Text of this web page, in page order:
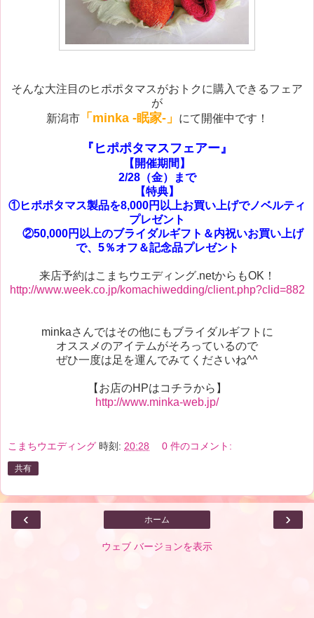
そんな大注目のヒポポタマスがおトクに購入できるフェア
が
新潟市「minka -眠家-」 にて開催中です！
『ヒポポタマスフェアー』
【開催期間】
2/28（金）まで
【特典】
①ヒポポタマス製品を8,000円以上お買い上げでノベルティ
プレゼント
②50,000円以上のブライダルギフト＆内祝いお買い上げ
で、5％オフ＆記念品プレゼント
来店予約はこまちウエディング.netからもOK！
http://www.week.co.jp/komachiwedding/client.php?clid=882
minkaさんではその他にもブライダルギフトに
オススメのアイテムがそろっているので
ぜひ一度は足を運んでみてくださいね^^
【お店のHPはコチラから】
http://www.minka-web.jp/
こまちウエディング 時刻: 20:28 0 件のコメント:
共有
‹ ›
ホーム
ウェブ バージョンを表示